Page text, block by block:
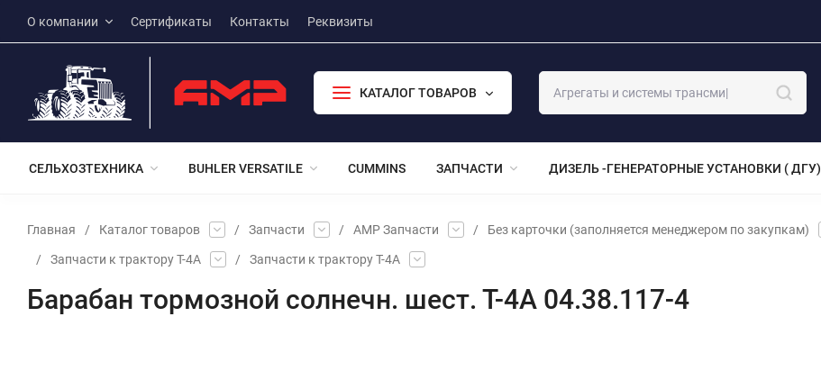
О компании Сертификаты Контакты Реквизиты
КАТАЛОГ ТОВАРОВ
СЕЛЬХОЗТЕХНИКА BUHLER VERSATILE CUMMINS ЗАПЧАСТИ ДИЗЕЛЬ -ГЕНЕРАТОРНЫЕ УСТАНОВКИ ( ДГУ)
Главная / Каталог товаров / Запчасти / АМР Запчасти / Без карточки (заполняется менеджером по закупкам)
/ Запчасти к трактору Т-4А / Запчасти к трактору Т-4А
Барабан тормозной солнечн. шест. Т-4А 04.38.117-4